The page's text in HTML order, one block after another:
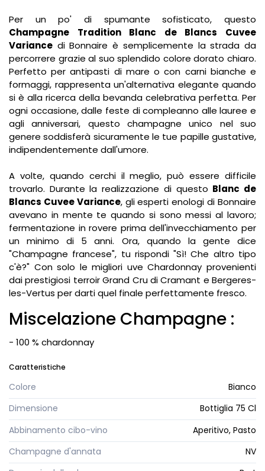
Per un po' di spumante sofisticato, questo
Champagne Tradition Blanc de Blancs Cuvee
Variance di Bonnaire è semplicemente la strada da
percorrere grazie al suo splendido colore dorato chiaro.
Perfetto per antipasti di mare o con carni bianche e
formaggi, rappresenta un'alternativa elegante quando
si è alla ricerca della bevanda celebrativa perfetta. Per
ogni occasione, dalle feste di compleanno alle lauree e
agli anniversari, questo champagne unico nel suo
genere soddisferà sicuramente le tue papille gustative,
indipendentemente dall'umore.
A volte, quando cerchi il meglio, può essere difficile
trovarlo. Durante la realizzazione di questo Blanc de
Blancs Cuvee Variance, gli esperti enologi di Bonnaire
avevano in mente te quando si sono messi al lavoro;
fermentazione in rovere prima dell'invecchiamento per
un minimo di 5 anni. Ora, quando la gente dice
"Champagne francese", tu rispondi "Sì! Che altro tipo
c'è?" Con solo le migliori uve Chardonnay provenienti
dai prestigiosi terroir Grand Cru di Cramant e Bergeres-
les-Vertus per darti quel finale perfettamente fresco.
Miscelazione Champagne :
- 100 % chardonnay
Caratteristiche
Colore
Bianco
Dimensione
Bottiglia 75 Cl
Abbinamento cibo-vino
Aperitivo, Pasto
Champagne d'annata
NV